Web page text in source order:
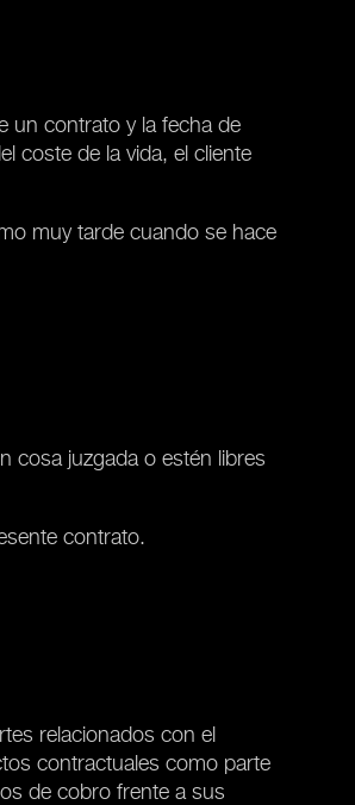
un contrato y la fecha de
coste de la vida, el cliente
muy tarde cuando se hace
cosa juzgada o estén libres
contrato.
relacionados con el
contractuales como parte
de cobro frente a sus